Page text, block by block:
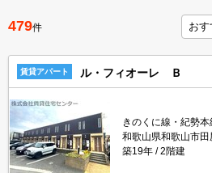
479件
賃貸アパート ル・フィオーレ Ｂ
きのくに線・紀勢
和歌山県和歌山市田
築19年
2階建